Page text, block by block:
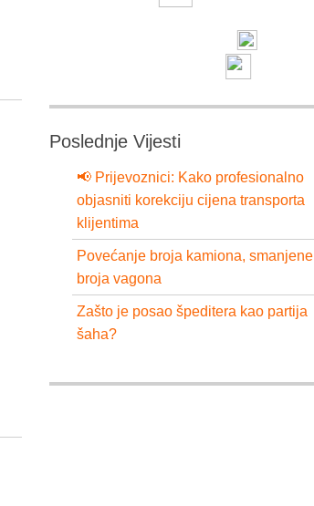
Poslednje Vijesti
📢 Prijevoznici: Kako profesionalno
objasniti korekciju cijena transporta
klijentima
Povećanje broja kamiona, smanjene
broja vagona
Zašto je posao špeditera kao partija
šaha?